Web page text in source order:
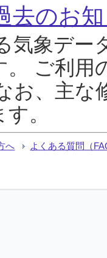
去のお
気象デー
。 ご利用
お、主な
。
へ よくある質問（